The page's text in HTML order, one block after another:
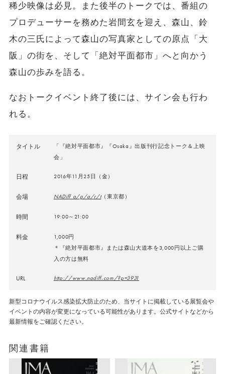
稀少映像は必見。また後半のトークでは、番組の
プロデューサーを務めた岩間玄を迎え、森山、鈴
木の三氏によって森山の写真家としての原点「大
阪」の街を、そして「絶対平面都市」へと向かう
森山の歩みを語る。
なおトークイベント終了後には、サイン会も行わ
れる。
タイトル
「『絶対平面都市』『Osaka』出版刊行記念トーク＆上映
会」
日程 2016年11月25日（金）
会場 NADiff a/p/a/r/t（東京都）
時間 19:00～21:00
料金
1,000円
＊『絶対平面都市』または森山大道本を3,000円以上ご購
入の方は無料
URL http://www.nadiff.com/?p=3931
新型コロナウイルス感染拡大防止のため、当サイトに掲載している展覧会や
イベントの内容が変更になっている可能性があります。公式サイトなどから
最新情報をご確認ください。
関連書籍